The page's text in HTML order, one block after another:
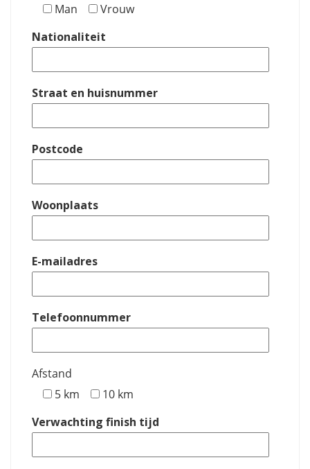
Man
Vrouw
Nationaliteit
Straat en huisnummer
Postcode
Woonplaats
E-mailadres
Telefoonnummer
Afstand
5 km
10 km
Verwachting finish tijd